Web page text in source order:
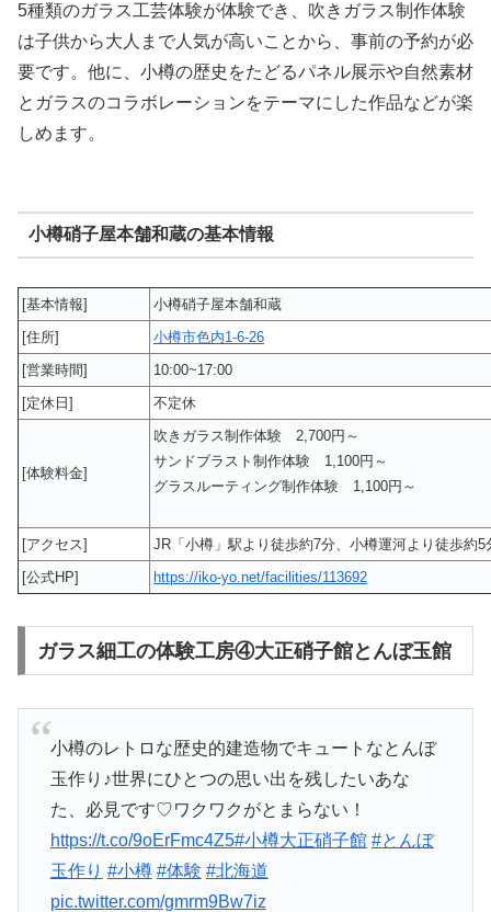
5種類のガラス工芸体験が体験でき、吹きガラス制作体験
は子供から大人まで人気が高いことから、事前の予約が必
要です。他に、小樽の歴史をたどるパネル展示や自然素材
とガラスのコラボレーションをテーマにした作品などが楽
しめます。
小樽硝子屋本舗和蔵の基本情報
[基本情報]
小樽硝子屋本舗和蔵
[住所]
小樽市色内1-6-26
[営業時間]
10:00~17:00
[定休日]
不定休
[体験料金]
吹きガラス制作体験 2,700円～
サンドブラスト制作体験 1,100円～
グラスルーティング制作体験 1,100円～
[アクセス]
JR「小樽」駅より徒歩約7分、小樽運河より徒歩約5
[公式HP]
https://iko-yo.net/facilities/113692
ガラス細工の体験工房④大正硝子館とんぼ玉館
小樽のレトロな歴史的建造物でキュートなとんぼ
玉作り♪世界にひとつの思い出を残したいあな
た、必見です♡ワクワクがとまらない！
https://t.co/9oErFmc4Z5#小樽大正硝子館 #とんぼ
玉作り #小樽 #体験 #北海道
pic.twitter.com/gmrm9Bw7iz